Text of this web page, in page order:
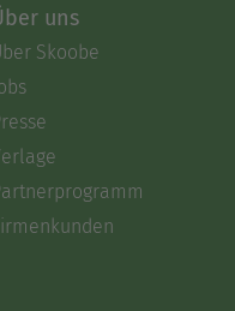
uns
Skoobe